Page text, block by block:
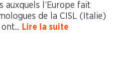
auxquels l’Europe fait
de la CISL (Italie)
Lire la suite